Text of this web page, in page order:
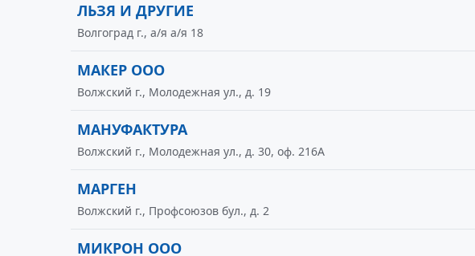
ЛЬЗЯ И ДРУГИЕ
Волгоград г., а/я а/я 18
МАКЕР ООО
Волжский г., Молодежная ул., д. 19
МАНУФАКТУРА
Волжский г., Молодежная ул., д. 30, оф. 216А
МАРГЕН
Волжский г., Профсоюзов бул., д. 2
МИКРОН ООО